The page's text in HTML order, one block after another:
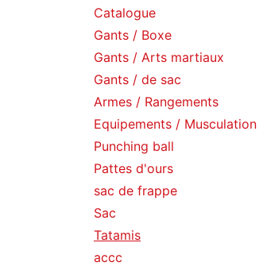
Catalogue
Gants / Boxe
Gants / Arts martiaux
Gants / de sac
Armes / Rangements
Equipements / Musculation
Punching ball
Pattes d'ours
sac de frappe
Sac
Tatamis
accc